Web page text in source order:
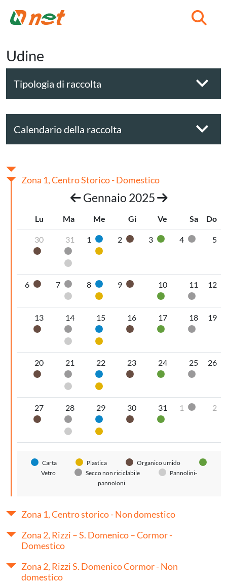
Udine
Tipologia di raccolta
Calendario della raccolta
Zona 1, Centro Storico - Domestico
Gennaio 2025
Lu Ma Me Gi Ve Sa Do
30
Organico umido
31
Secco non riciclabile
Pannolini-pannoloni
1
Carta
Plastica
2 Organico umido
3 Vetro
4 Secco
5
6 Organico umido
7
Secco non riciclabile
Pannolini-pannoloni
8
Carta
Plastica
9 Organico umido
10
Vetro
11
Secco
12
13
Organico umido
14
Secco non riciclabile
Pannolini-pannoloni
15
Carta
Plastica
16
Organico umido
17
Vetro
18
Secco
19
20
Organico umido
21
Secco non riciclabile
Pannolini-pannoloni
22
Carta
Plastica
23
Organico umido
24
Vetro
25
Secco
26
27
Organico umido
28
Secco non riciclabile
Pannolini-pannoloni
29
Carta
Plastica
30
Organico umido
31
Vetro
1 Secco
2
Carta Plastica
Organico umido
Vetro
Secco non riciclabile
Pannolini-
pannoloni
Zona 1, Centro storico - Non domestico
Zona 2, Rizzi – S. Domenico – Cormor -
Domestico
Zona 2, Rizzi S. Domenico Cormor - Non
domestico